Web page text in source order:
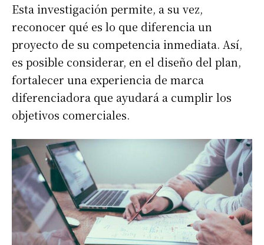
Esta investigación permite, a su vez,
reconocer qué es lo que diferencia un
proyecto de su competencia inmediata. Así,
es posible considerar, en el diseño del plan,
fortalecer una experiencia de marca
diferenciadora que ayudará a cumplir los
objetivos comerciales.